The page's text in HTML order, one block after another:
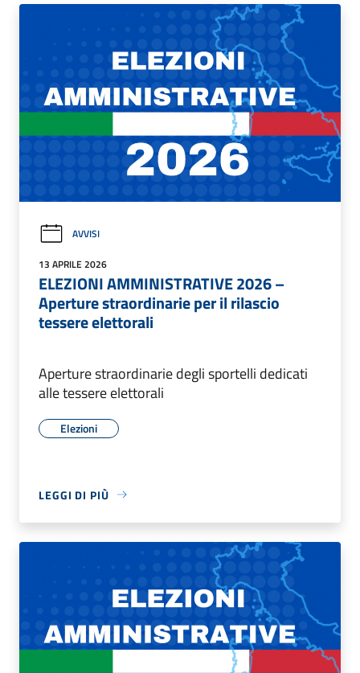
AVVISI
13 APRILE 2026
ELEZIONI AMMINISTRATIVE 2026 –
Aperture straordinarie per il rilascio
tessere elettorali
Aperture straordinarie degli sportelli dedicati
alle tessere elettorali
Elezioni
LEGGI DI PIÙ